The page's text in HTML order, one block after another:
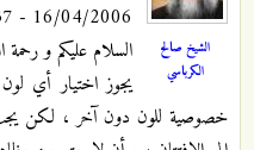
الشيخ صالح
الكرباسي
16/04/2006 - 12:37
السلام عليكم و رحمة
يجوز اختيار أي
خصوصية للون دون آخر ، لكن يجب